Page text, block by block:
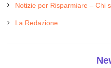
Notizie per Risparmiare – Chi
La Redazione